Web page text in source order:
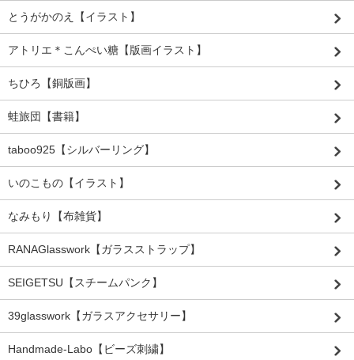
とうがかのえ【イラスト】
アトリエ＊こんぺい糖【版画イラスト】
ちひろ【銅版画】
蛙旅団【書籍】
taboo925【シルバーリング】
いのこもの【イラスト】
なみもり【布雑貨】
RANAGlasswork【ガラスストラップ】
SEIGETSU【スチームパンク】
39glasswork【ガラスアクセサリー】
Handmade-Labo【ビーズ刺繍】